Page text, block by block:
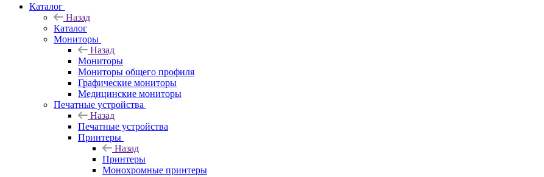
Каталог
Назад
Каталог
Мониторы
Назад
Мониторы
Мониторы общего профиля
Графические мониторы
Медицинские мониторы
Печатные устройства
Назад
Печатные устройства
Принтеры
Назад
Принтеры
Моноxромныe принтеры